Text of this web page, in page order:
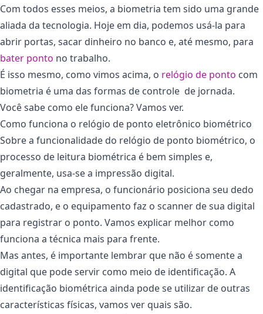
Com todos esses meios, a biometria tem sido uma grande
aliada da tecnologia. Hoje em dia, podemos usá-la para
abrir portas, sacar dinheiro no banco e, até mesmo, para
bater ponto no trabalho.
É isso mesmo, como vimos acima, o relógio de ponto com
biometria é uma das formas de controle de jornada.
Você sabe como ele funciona? Vamos ver.
Como funciona o relógio de ponto eletrônico biométrico
Sobre a funcionalidade do relógio de ponto biométrico, o
processo de leitura biométrica é bem simples e,
geralmente, usa-se a impressão digital.
Ao chegar na empresa, o funcionário posiciona seu dedo
cadastrado, e o equipamento faz o scanner de sua digital
para registrar o ponto. Vamos explicar melhor como
funciona a técnica mais para frente.
Mas antes, é importante lembrar que não é somente a
digital que pode servir como meio de identificação. A
identificação biométrica ainda pode se utilizar de outras
características físicas, vamos ver quais são.